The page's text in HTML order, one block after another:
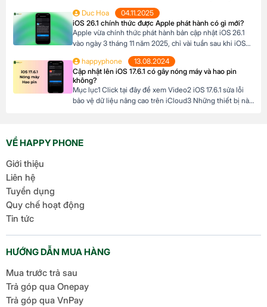
phiêu lưu. Với thiết kế chắc chắn, tính năng theo dõi sức
khỏe vượt trội và thời lượng pin ấn tượng, […]
Duc Hoa
04.11.2025
iOS 26.1 chính thức được Apple phát hành có gì mới?
Apple vừa chính thức phát hành bản cập nhật iOS 26.1
vào ngày 3 tháng 11 năm 2025, chỉ vài tuần sau khi iOS
26 ra mắt. Đây là bản cập nhật đầu tiên lớn cho hệ điều
hành mới nhất dành cho iPhone, mang đến nhiều cải
tiến đáng chú ý, tập trung vào […]
happyphone
13.08.2024
Cập nhật lên iOS 17.6.1 có gây nóng máy và hao pin
không?
Mục lục1 Click tại đây để xem Video2 iOS 17.6.1 sửa lỗi
bảo vệ dữ liệu nâng cao trên iCloud3 Những thiết bị nào
VỀ HAPPY PHONE
Giới thiệu
Liên hệ
Tuyển dụng
Quy chế hoạt động
Tin tức
HƯỚNG DẪN MUA HÀNG
Mua trước trả sau
Trả góp qua Onepay
Trả góp qua VnPay